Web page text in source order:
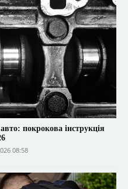
покрокова інструкція
08:58